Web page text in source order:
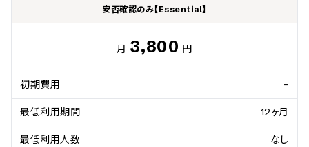
安否確認のみ【Essential】
月 3,800 円
初期費用 -
最低利用期間 12ヶ月
最低利用人数 なし